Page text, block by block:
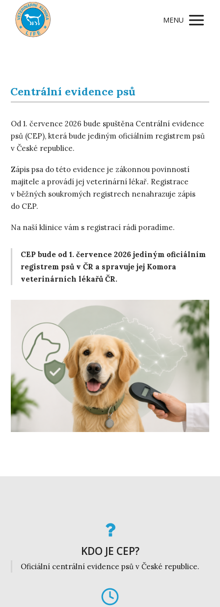
MENU
Centrální evidence psů
Od 1. července 2026 bude spuštěna Centrální evidence
psů (CEP), která bude jediným oficiálním registrem psů
v České republice.
Zápis psa do této evidence je zákonnou povinností
majitele a provádí jej veterinární lékař. Registrace
v běžných soukromých registrech nenahrazuje zápis
do CEP.
Na naší klinice vám s registrací rádi poradíme.
CEP bude od 1. července 2026 jediným oficiálním
registrem psů v ČR a spravuje jej Komora
veterinárních lékařů ČR.
KDO JE CEP?
Oficiální centrální evidence psů v České republice.